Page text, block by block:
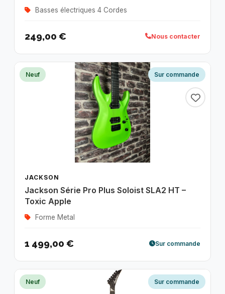
Basses électriques 4 Cordes
249,00 € Nous contacter
Neuf Sur commande
JACKSON
Jackson Série Pro Plus Soloist SLA2 HT –
Toxic Apple
Forme Metal
1 499,00 € Sur commande
Neuf Sur commande